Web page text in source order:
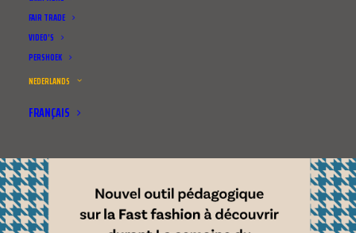
FAIR TRADE
VIDEO’S
PERSHOEK
NEDERLANDS
FRANÇAIS